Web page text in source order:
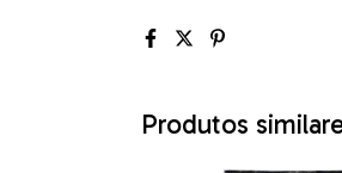
Produtos